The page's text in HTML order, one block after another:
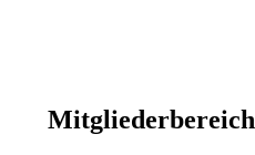
Mitgliederbereich